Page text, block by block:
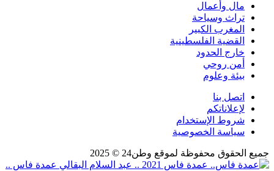
مال وأعمال
تراث وسياحة
المغرب الكبير
القضية الفلسطينية
خارج الحدود
أمن روحي
بيئة وعلوم
اتصل بنا
لإعلاناتكم
شروط الإستخدام
سياسة الخصوصية
جميع الحقوق محفوظة لموقع وطن24 © 2025